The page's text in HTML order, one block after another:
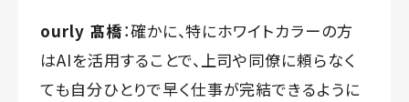
ourly 髙橋：確かに、特にホワイトカラーの方
はAIを活用することで、上司や同僚に頼らなく
ても自分ひとりで早く仕事が完結できるように